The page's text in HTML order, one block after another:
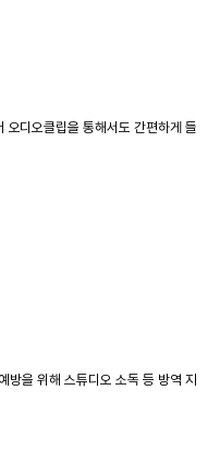
디오클립을 통해서도 간편하게 들
방을 위해 스튜디오 소독 등 방역 지